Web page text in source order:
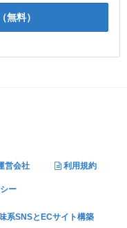
料）
営会社 利用規約
ー
系SNSとECサイト構築